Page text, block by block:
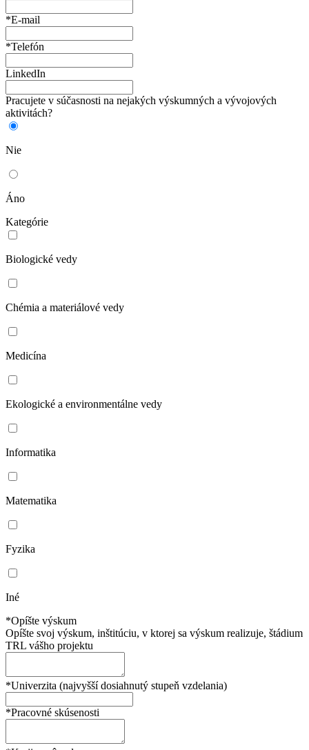
*E-mail
*Telefón
LinkedIn
Pracujete v súčasnosti na nejakých výskumných a vývojových
aktivitách?
Nie
Áno
Kategórie
Biologické vedy
Chémia a materiálové vedy
Medicína
Ekologické a environmentálne vedy
Informatika
Matematika
Fyzika
Iné
*Opíšte výskum
Opíšte svoj výskum, inštitúciu, v ktorej sa výskum realizuje, štádium
TRL vášho projektu
*Univerzita (najvyšší dosiahnutý stupeň vzdelania)
*Pracovné skúsenosti